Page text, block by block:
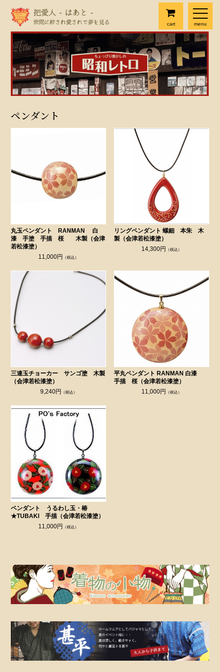
menu
cart
ペンダント
丸玉ペンダント RANMAN 白
漆 手塗 手描 桜 木製（会津
若松漆塗）
11,000円
（税込）
リングペンダント 螺鈿 本朱 木
製（会津若松漆塗）
14,300円
（税込）
三連玉チョーカー サンゴ塗 木製
（会津若松漆塗）
9,240円
（税込）
平丸ペンダント RANMAN 白漆
手描 桜（会津若松漆塗）
11,000円
（税込）
ペンダント うるわし玉・椿
★TUBAKI 手描（会津若松漆塗）
11,000円
（税込）